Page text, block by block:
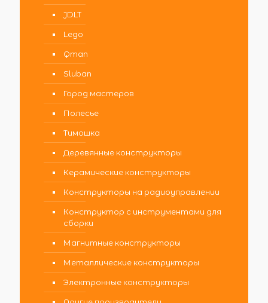
JDLT
Lego
Qman
Sluban
Город мастеров
Полесье
Тимошка
Деревянные конструкторы
Керамические конструкторы
Конструкторы на радиоуправлении
Конструктор с инструментами для
сборки
Магнитные конструкторы
Металлические конструкторы
Электронные конструкторы